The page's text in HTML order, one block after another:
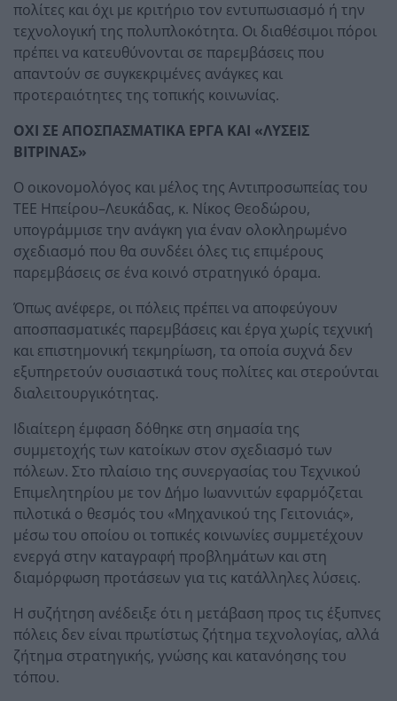
πολίτες και όχι με κριτήριο τον εντυπωσιασμό ή την
τεχνολογική της πολυπλοκότητα. Οι διαθέσιμοι πόροι
πρέπει να κατευθύνονται σε παρεμβάσεις που
απαντούν σε συγκεκριμένες ανάγκες και
προτεραιότητες της τοπικής κοινωνίας.
ΟΧΙ ΣΕ ΑΠΟΣΠΑΣΜΑΤΙΚΑ ΕΡΓΑ ΚΑΙ «ΛΥΣΕΙΣ
ΒΙΤΡΙΝΑΣ»
Ο οικονομολόγος και μέλος της Αντιπροσωπείας του
ΤΕΕ Ηπείρου–Λευκάδας, κ. Νίκος Θεοδώρου,
υπογράμμισε την ανάγκη για έναν ολοκληρωμένο
σχεδιασμό που θα συνδέει όλες τις επιμέρους
παρεμβάσεις σε ένα κοινό στρατηγικό όραμα.
Όπως ανέφερε, οι πόλεις πρέπει να αποφεύγουν
αποσπασματικές παρεμβάσεις και έργα χωρίς τεχνική
και επιστημονική τεκμηρίωση, τα οποία συχνά δεν
εξυπηρετούν ουσιαστικά τους πολίτες και στερούνται
διαλειτουργικότητας.
Ιδιαίτερη έμφαση δόθηκε στη σημασία της
συμμετοχής των κατοίκων στον σχεδιασμό των
πόλεων. Στο πλαίσιο της συνεργασίας του Τεχνικού
Επιμελητηρίου με τον Δήμο Ιωαννιτών εφαρμόζεται
πιλοτικά ο θεσμός του «Μηχανικού της Γειτονιάς»,
μέσω του οποίου οι τοπικές κοινωνίες συμμετέχουν
ενεργά στην καταγραφή προβλημάτων και στη
διαμόρφωση προτάσεων για τις κατάλληλες λύσεις.
Η συζήτηση ανέδειξε ότι η μετάβαση προς τις έξυπνες
πόλεις δεν είναι πρωτίστως ζήτημα τεχνολογίας, αλλά
ζήτημα στρατηγικής, γνώσης και κατανόησης του
τόπου.